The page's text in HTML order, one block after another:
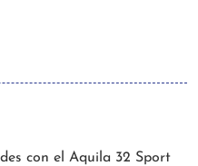
con el Aquila 32 Sport